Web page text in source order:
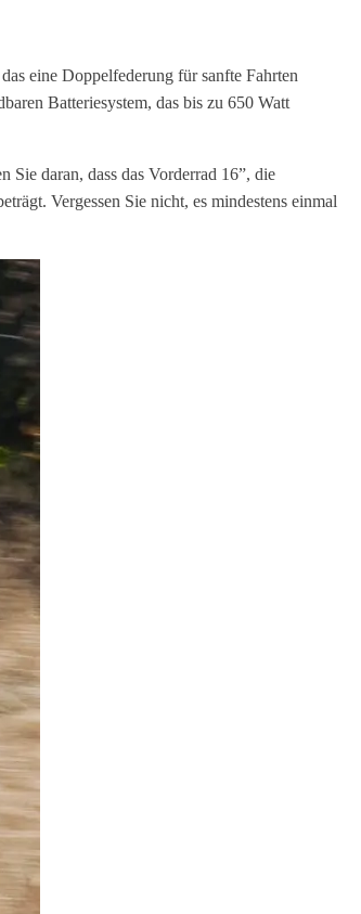
eine Doppelfederung für sanfte Fahrten
Batteriesystem, das bis zu 650 Watt
daran, dass das Vorderrad 16”, die
Vergessen Sie nicht, es mindestens einmal